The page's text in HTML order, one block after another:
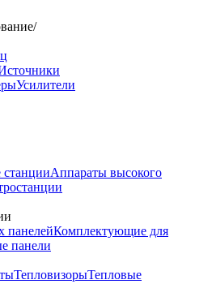
/
Усилители
Аппараты высокого
панелейКомплектующие для
панели
ТепловизорыТепловые